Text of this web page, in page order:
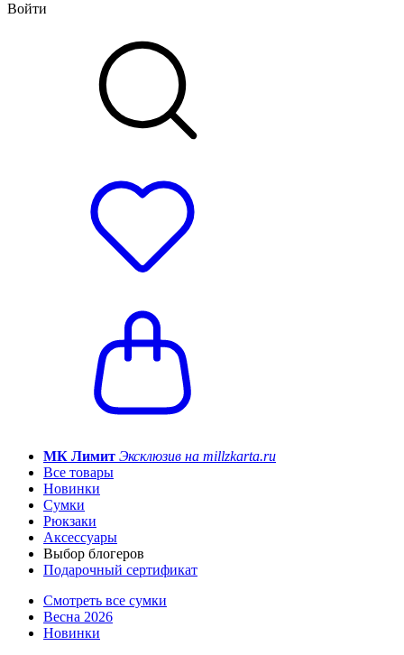
Войти
МК Лимит Эксклюзив на millzkarta.ru
Все товары
Новинки
Сумки
Рюкзаки
Аксессуары
Выбор блогеров
Подарочный сертификат
Смотреть все сумки
Весна 2026
Новинки